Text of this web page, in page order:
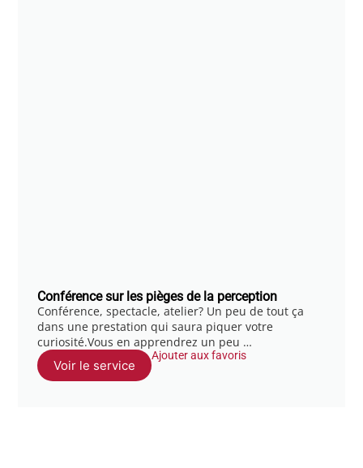
Conférence sur les pièges de la perception
Conférence, spectacle, atelier? Un peu de tout ça
dans une prestation qui saura piquer votre
curiosité.Vous en apprendrez un peu …
Voir le service
Ajouter aux favoris